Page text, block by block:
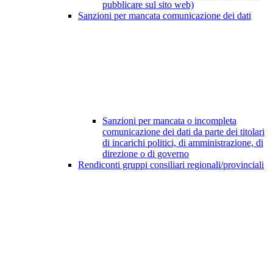
pubblicare sul sito web)
Sanzioni per mancata comunicazione dei dati
Sanzioni per mancata o incompleta
comunicazione dei dati da parte dei titolari
di incarichi politici, di amministrazione, di
direzione o di governo
Rendiconti gruppi consiliari regionali/provinciali